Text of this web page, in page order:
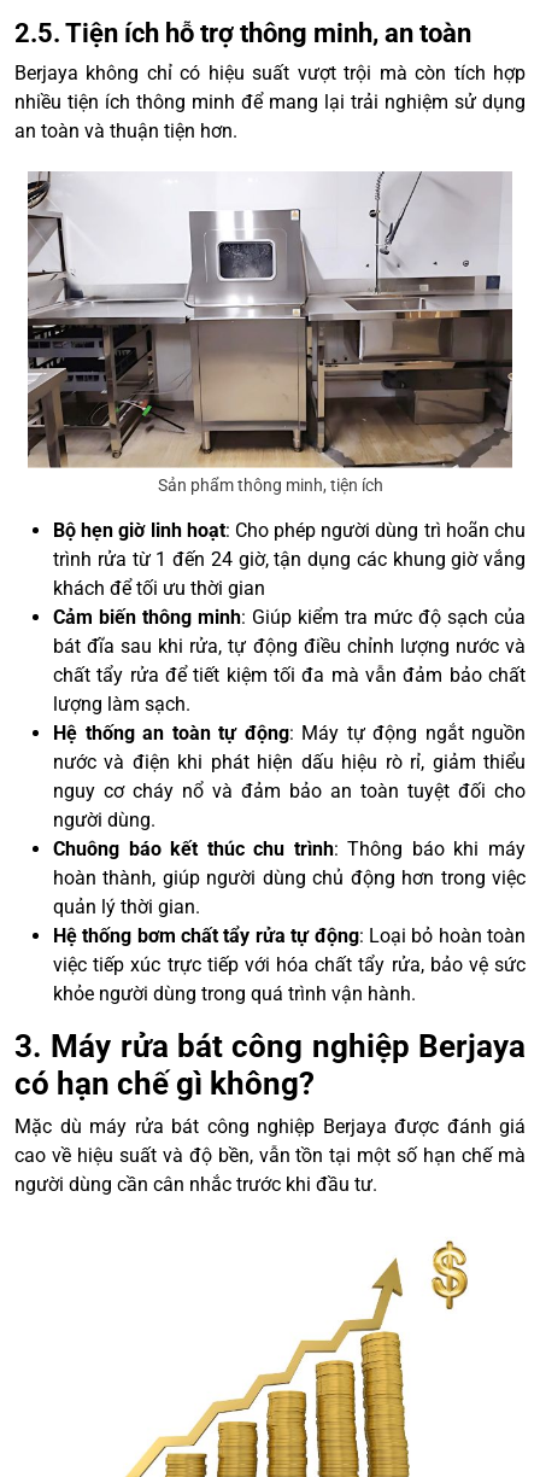
2.5. Tiện ích hỗ trợ thông minh, an toàn
Berjaya không chỉ có hiệu suất vượt trội mà còn tích hợp
nhiều tiện ích thông minh để mang lại trải nghiệm sử dụng
an toàn và thuận tiện hơn.
Sản phẩm thông minh, tiện ích
Bộ hẹn giờ linh hoạt: Cho phép người dùng trì hoãn chu
trình rửa từ 1 đến 24 giờ, tận dụng các khung giờ vắng
khách để tối ưu thời gian
Cảm biến thông minh: Giúp kiểm tra mức độ sạch của
bát đĩa sau khi rửa, tự động điều chỉnh lượng nước và
chất tẩy rửa để tiết kiệm tối đa mà vẫn đảm bảo chất
lượng làm sạch.
Hệ thống an toàn tự động: Máy tự động ngắt nguồn
nước và điện khi phát hiện dấu hiệu rò rỉ, giảm thiểu
nguy cơ cháy nổ và đảm bảo an toàn tuyệt đối cho
người dùng.
Chuông báo kết thúc chu trình: Thông báo khi máy
hoàn thành, giúp người dùng chủ động hơn trong việc
quản lý thời gian.
Hệ thống bơm chất tẩy rửa tự động: Loại bỏ hoàn toàn
việc tiếp xúc trực tiếp với hóa chất tẩy rửa, bảo vệ sức
khỏe người dùng trong quá trình vận hành.
3. Máy rửa bát công nghiệp Berjaya
có hạn chế gì không?
Mặc dù máy rửa bát công nghiệp Berjaya được đánh giá
cao về hiệu suất và độ bền, vẫn tồn tại một số hạn chế mà
người dùng cần cân nhắc trước khi đầu tư.